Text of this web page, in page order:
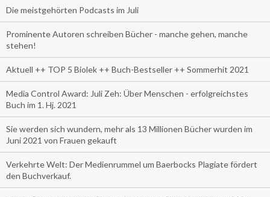
Die meistgehörten Podcasts im Juli
Prominente Autoren schreiben Bücher - manche gehen, manche
stehen!
Aktuell ++ TOP 5 Biolek ++ Buch-Bestseller ++ Sommerhit 2021
Media Control Award: Juli Zeh: Über Menschen - erfolgreichstes
Buch im 1. Hj. 2021
Sie werden sich wundern, mehr als 13 Millionen Bücher wurden im
Juni 2021 von Frauen gekauft
Verkehrte Welt: Der Medienrummel um Baerbocks Plagiate fördert
den Buchverkauf.